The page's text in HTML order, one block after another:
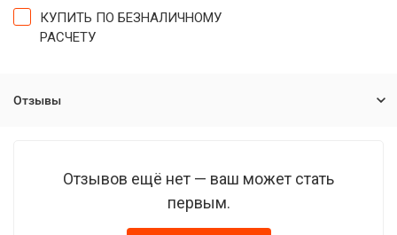
КУПИТЬ ПО БЕЗНАЛИЧНОМУ
РАСЧЕТУ
Отзывы
Отзывов ещё нет — ваш может стать
первым.